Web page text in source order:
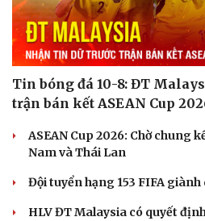
Tin bóng đá 10-8: ĐT
trận bán kết ASEAN Cup
ASEAN Cup 2026: Chờ chung
Nam và Thái Lan
Đội tuyển hạng 153 FIFA
HLV ĐT Malaysia có quyết